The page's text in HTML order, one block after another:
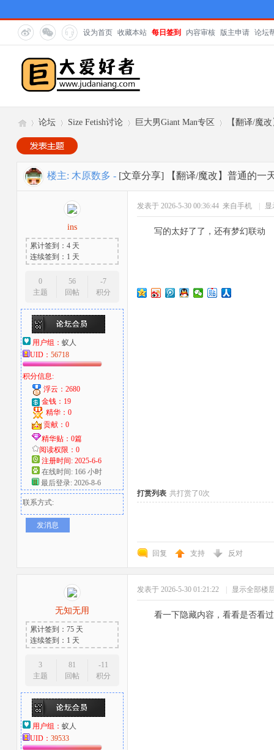
设为首页 收藏本站 每日签到 内容审核 版主申请 论坛
巨
爱
»
论坛
›
Size Fetish讨论
›
巨大男Giant Man专区
›
【翻译/魔
楼主: 木原数多 - [文章分享] 【翻译/魔改】普通的一
ins
累计签到：4 天
连续签到：1 天
0
主题
56
回帖
-7
积分
用户组： 蚁人
UID： 56718
积分信息:
浮云：2680
金钱：19
精华：0
贡献：0
精华贴：0篇
阅读权限：0
注册时间: 2025-6-6
在线时间: 166 小时
最后登录: 2026-8-6
联系方式:
发消息
发表于 2026-5-30 00:36:44 来自手机 显
写的太好了了，还有梦幻联动
打赏列表 共打赏了0次
回复 支持 反对
无知无用
累计签到：75 天
连续签到：1 天
3
主题
81
回帖
-11
积分
用户组： 蚁人
UID： 39533
发表于 2026-5-30 01:21:22 显示全部楼
看一下隐藏内容，看看是否看过